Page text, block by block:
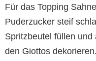
Für das Topping
Puderzucker steif
Spritzbeutel füllen
den Giottos dekorieren.